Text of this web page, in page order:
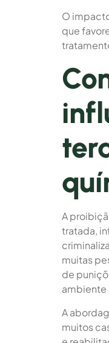
O
que
A
tratada,
muitas
de
ambiente
A
muitos